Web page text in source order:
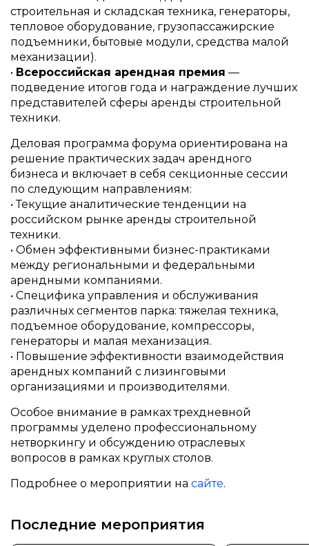
строительная и складская техника, генераторы,
тепловое оборудование, грузопассажирские
подъемники, бытовые модули, средства малой
механизации).
• Всероссийская арендная премия —
подведение итогов года и награждение лучших
представителей сферы аренды строительной
техники.
Деловая программа форума ориентирована на
решение практических задач арендного
бизнеса и включает в себя секционные сессии
по следующим направлениям:
• Текущие аналитические тенденции на
российском рынке аренды строительной
техники.
• Обмен эффективными бизнес-практиками
между региональными и федеральными
арендными компаниями.
• Специфика управления и обслуживания
различных сегментов парка: тяжелая техника,
подъемное оборудование, компрессоры,
генераторы и малая механизация.
• Повышение эффективности взаимодействия
арендных компаний с лизинговыми
организациями и производителями.
Особое внимание в рамках трехдневной
программы уделено профессиональному
нетворкингу и обсуждению отраслевых
вопросов в рамках круглых столов.
Подробнее о мероприятии на сайте.
Последние мероприятия